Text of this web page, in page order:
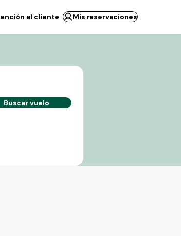
al cliente Mis reservaciones
Buscar vuelo